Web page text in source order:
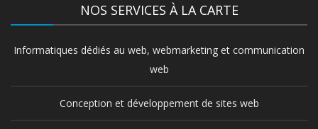
NOS SERVICES À LA CARTE
Informatiques dédiés au web, webmarketing et communication
web
Conception et développement de sites web